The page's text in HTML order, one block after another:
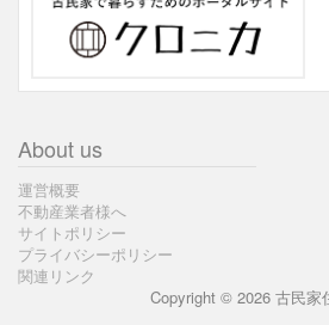
About us
運営概要
不動産業者様へ
サイトポリシー
プライバシーポリシー
関連リンク
Copyright © 2026 古民家